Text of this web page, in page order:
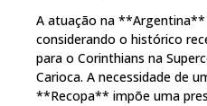
A atuação na **Argentina**
considerando o histórico
para o Corinthians na
Carioca. A necessidade de
**Recopa** impõe uma